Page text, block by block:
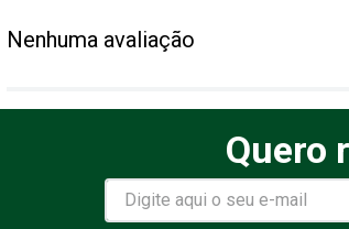
Avalie o produto de 1 a 5 estrelas
★★
Nenhuma avaliação
Quero